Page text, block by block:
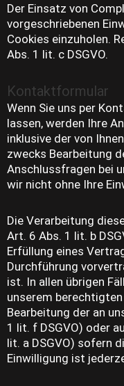
Der Einsatz von
vorgeschriebenen
Cookies einzuholen.
Abs. 1 lit. c DSGVO.
Kontaktformular
Wenn Sie uns per
lassen, werden Ihre
inklusive der von
zwecks Bearbeitung
Anschlussfragen bei
wir nicht ohne Ihre
Die Verarbeitung
Art. 6 Abs. 1 lit. b
Erfüllung eines
Durchführung
ist. In allen übrigen
unserem
Bearbeitung der an
1 lit. f DSGVO) oder
lit. a DSGVO) sofern
Einwilligung ist